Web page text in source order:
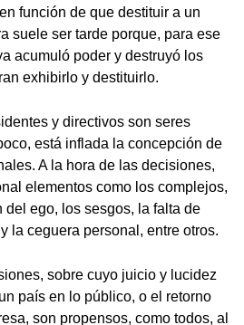
función de que destituir a un
suele ser tarde porque, para ese
acumuló poder y destruyó los
exhibirlo y destituirlo.
y directivos son seres
está inflada la concepción de
A la hora de las decisiones,
elementos como los complejos,
del ego, los sesgos, la falta de
la ceguera personal, entre otros.
sobre cuyo juicio y lucidez
país en lo público, o el retorno
son propensos, como todos, al